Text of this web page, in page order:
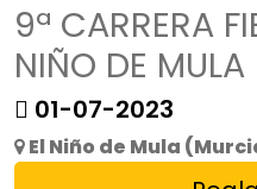
9ª CARRERA
NIÑO DE MULA
01-07-2023
El Niño de Mula